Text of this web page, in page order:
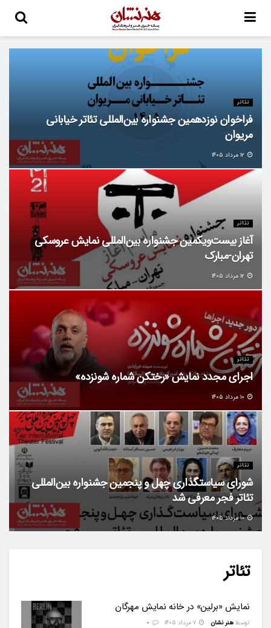
تئاتر
فراخوان نوزدهمین جشنواره بین‌المللی تئاتر خیابانی
مریوان
تئاتر
آغاز بیست‌ویکمین جشنواره بین‌المللی نمایش عروسکی
تهران-مبارک
تئاتر
اجرای مجدد نمایش «رختکن شماره شونزده»
تئاتر
شورای سیاستگذاری چهل‌ و پنجمین جشنواره بین‌المللی
تئاتر فجر معرفی شد
۱۰ مرداد ۱۴۰۵
تئاتر
نمایش «برلین» در خانه نمایش مهرگان
توسط هنر نشان